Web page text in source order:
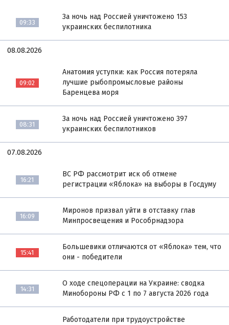
09:33
За ночь над Россией уничтожено 153
украинских беспилотника
08.08.2026
09:02
Анатомия уступки: как Россия потеряла
лучшие рыбопромысловые районы
Баренцева моря
08:31
За ночь над Россией уничтожено 397
украинских беспилотников
07.08.2026
16:21
ВС РФ рассмотрит иск об отмене
регистрации «Яблока» на выборы в Госдуму
16:09
Миронов призвал уйти в отставку глав
Минпросвещения и Рособрнадзора
15:41
Большевики отличаются от «Яблока» тем, что
они - победители
14:31
О ходе спецоперации на Украине: сводка
Минобороны РФ с 1 по 7 августа 2026 года
Работодатели при трудоустройстве